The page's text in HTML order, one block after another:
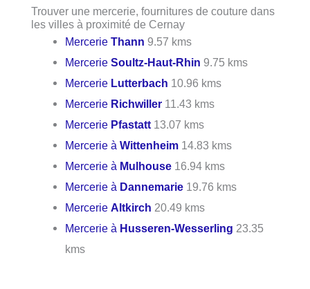
Trouver une mercerie, fournitures de couture dans
les villes à proximité de Cernay
MercerieThann 9.57 kms
MercerieSoultz-Haut-Rhin 9.75 kms
Mercerie Lutterbach 10.96 kms
Mercerie Richwiller 11.43 kms
Mercerie Pfastatt 13.07 kms
Mercerie àWittenheim 14.83 kms
Mercerie à Mulhouse 16.94 kms
Mercerie à Dannemarie 19.76 kms
MercerieAltkirch 20.49 kms
Mercerie à Husseren-Wesserling 23.35
kms